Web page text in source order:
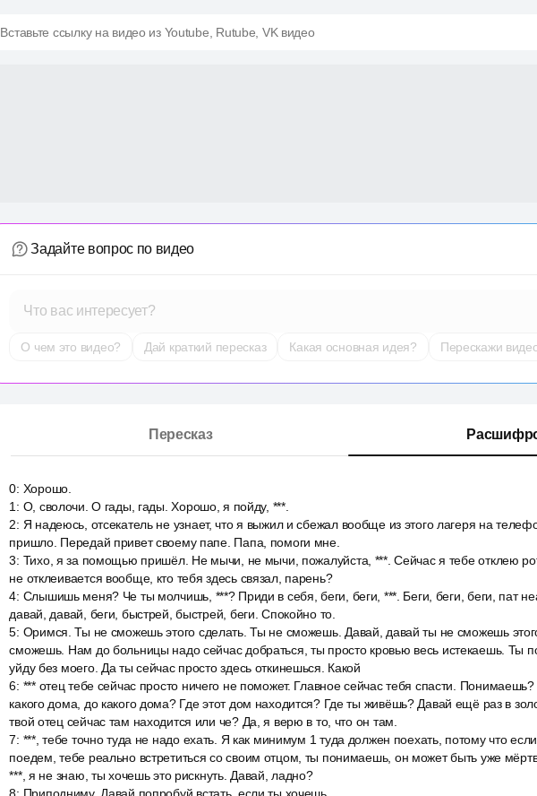
Вставьте ссылку на видео из Youtube, Rutube, VK видео
Задайте вопрос по видео
Что вас интересует?
О чем это видео? Дай краткий пересказ Какая основная идея? Перескажи
Пересказ
0: Хорошо.
1 : О, сволочи. О гады, гады. Хорошо, я пойду, ***.
2: Я надеюсь, отсекатель не узнает, что я выжил и сбежал вообще из этого лагеря на
пришло. Передай привет своему папе. Папа, помоги мне.
3: Тихо, я за помощью пришёл. Не мычи, не мычи, пожалуйста, ***. Сейчас я тебе отклею
не отклеивается вообще, кто тебя здесь связал, парень?
4: Слышишь меня? Че ты молчишь, ***? Приди в себя, беги, беги, ***. Беги, беги, беги, пат
давай, давай, беги, быстрей, быстрей, беги. Спокойно то.
5: Оримся. Ты не сможешь этого сделать. Ты не сможешь. Давай, давай ты не сможешь
сможешь. Нам до больницы надо сейчас добраться, ты просто кровью весь истекаешь. Ты
уйду без моего. Да ты сейчас просто здесь откинешься. Какой
6: *** отец тебе сейчас просто ничего не поможет. Главное сейчас тебя спасти.
какого дома, до какого дома? Где этот дом находится? Где ты живёшь? Давай ещё раз в
твой отец сейчас там находится или че? Да, я верю в то, что он там.
7: ***, тебе точно туда не надо ехать. Я как минимум 1 туда должен поехать, потому что
поедем, тебе реально встретиться со своим отцом, ты понимаешь, он может быть уже
***, я не знаю, ты хочешь это рискнуть. Давай, ладно?